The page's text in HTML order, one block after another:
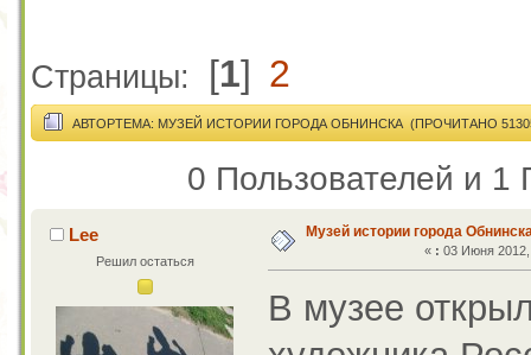
Страницы: [1] 2
АВТОРТЕМА: МУЗЕЙ ИСТОРИИ ГОРОДА ОБНИНСКА (ПРОЧИТАНО
0 Пользователей и 1
Lee
Решил остаться
Музей истории города
« : 03 Июня 2012,
В музее